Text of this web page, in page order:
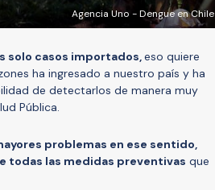
Agencia Uno - Dengue en Chile
solo casos importados,eso quiere
ha ingresado a nuestro país y ha
de detectarlos de manera muy
Pública.
problemas en ese sentido,
todas las medidas preventivas que